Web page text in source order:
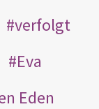
verfolgt
Eva
Eden